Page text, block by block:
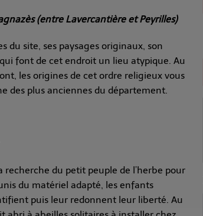
(entre Lavercantière et Peyrilles)
du site, ses paysages originaux, son
font de cet endroit un lieu atypique. Au
les origines de cet ordre religieux vous
des plus anciennes du département.
du petit peuple de l’herbe pour
du matériel adapté, les enfants
puis leur redonnent leur liberté. Au
Art of Mixing Series
Proposée par Jean
Anza